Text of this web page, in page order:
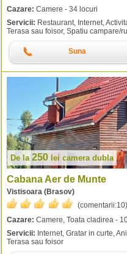
Cazare: Camere - 34 locuri
Servicii: Restaurant, Internet,
Terasa sau foisor, Spatiu campare/
Suna
De la 250 lei camera dubla
Cabana Aer de Munte
Vistisoara (Brasov)
(comentarii:10).
Cazare: Camere, Toata cladirea -
Servicii: Internet, Gratar in curte,
Terasa sau foisor